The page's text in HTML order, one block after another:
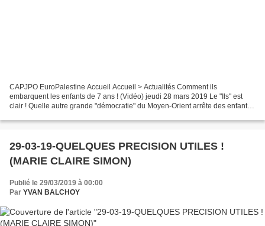
CAPJPO EuroPalestine Accueil Accueil > Actualités Comment ils
embarquent les enfants de 7 ans ! (Vidéo) jeudi 28 mars 2019 Le "Ils" est
clair ! Quelle autre grande "démocratie" du Moyen-Orient arrête des enfants
29-03-19-QUELQUES PRECISION UTILES !
(MARIE CLAIRE SIMON)
Publié le 29/03/2019 à 00:00
Par YVAN BALCHOY